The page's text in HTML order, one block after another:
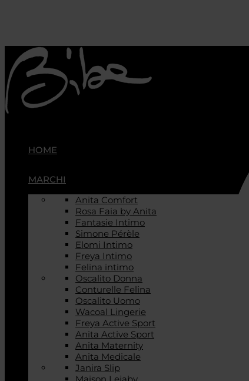
HOME
MARCHI
Anita Comfort
Rosa Faia by Anita
Fantasie Intimo
Simone Pérèle
Elomi Intimo
Freya Intimo
Felina intimo
Oscalito Donna
Conturelle Felina
Oscalito Uomo
Wacoal Lingerie
Freya Active Sport
Anita Active Sport
Anita Maternity
Anita Medicale
Janira Slip